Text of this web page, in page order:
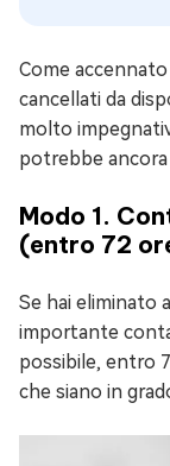
Come
cancellati da
molto
potrebbe ancora
Modo 1.
(entro 72
Se hai eliminato
importante
possibile, entro
che siano in